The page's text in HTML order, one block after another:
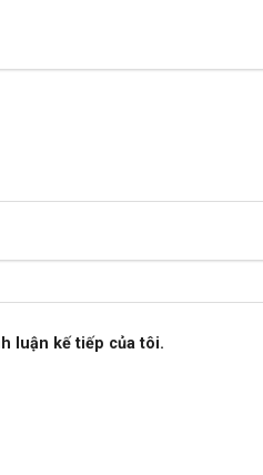
luận kế tiếp của tôi.